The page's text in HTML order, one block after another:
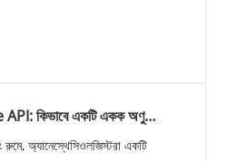
কিভাবে একটি একক অণু
রুমে, অ্যানেস্থেসিওলজিস্টরা একটি